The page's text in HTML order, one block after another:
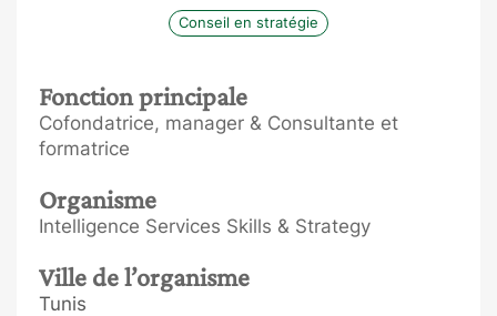
Conseil en stratégie
Fonction principale
Cofondatrice, manager & Consultante et
formatrice
Organisme
Intelligence Services Skills & Strategy
Ville de l’organisme
Tunis